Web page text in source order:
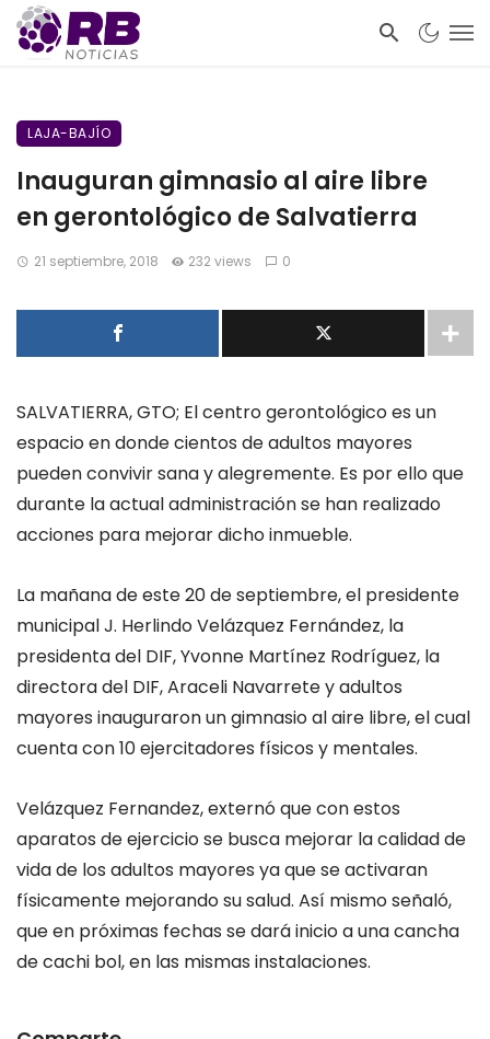
LAJA-BAJÍO
Inauguran gimnasio al aire libre
en gerontológico de Salvatierra
21 septiembre, 2018 232 views 0
SALVATIERRA, GTO; El centro gerontológico es un
espacio en donde cientos de adultos mayores
pueden convivir sana y alegremente. Es por ello que
durante la actual administración se han realizado
acciones para mejorar dicho inmueble.
La mañana de este 20 de septiembre, el presidente
municipal J. Herlindo Velázquez Fernández, la
presidenta del DIF, Yvonne Martínez Rodríguez, la
directora del DIF, Araceli Navarrete y adultos
mayores inauguraron un gimnasio al aire libre, el cual
cuenta con 10 ejercitadores físicos y mentales.
Velázquez Fernandez, externó que con estos
aparatos de ejercicio se busca mejorar la calidad de
vida de los adultos mayores ya que se activaran
físicamente mejorando su salud. Así mismo señaló,
que en próximas fechas se dará inicio a una cancha
de cachi bol, en las mismas instalaciones.